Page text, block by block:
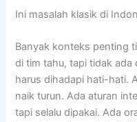
Ini masalah klasik di
Banyak konteks penting
di tim tahu, tapi tidak ada
harus dihadapi hati-hati.
naik turun. Ada aturan
tapi selalu dipakai. Ada